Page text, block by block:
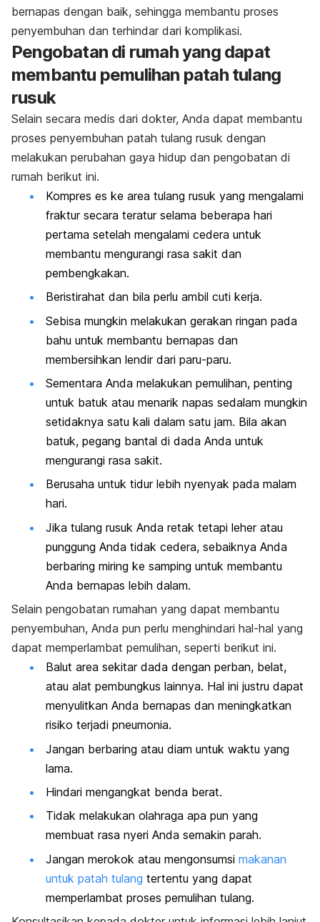
bernapas dengan baik, sehingga membantu proses
penyembuhan dan terhindar dari komplikasi.
Pengobatan di rumah yang dapat
membantu pemulihan patah tulang
rusuk
Selain secara medis dari dokter, Anda dapat membantu
proses penyembuhan patah tulang rusuk dengan
melakukan perubahan gaya hidup dan pengobatan di
rumah berikut ini.
Kompres es ke area tulang rusuk yang mengalami
fraktur secara teratur selama beberapa hari
pertama setelah mengalami cedera untuk
membantu mengurangi rasa sakit dan
pembengkakan.
Beristirahat dan bila perlu ambil cuti kerja.
Sebisa mungkin melakukan gerakan ringan pada
bahu untuk membantu bernapas dan
membersihkan lendir dari paru-paru.
Sementara Anda melakukan pemulihan, penting
untuk batuk atau menarik napas sedalam mungkin
setidaknya satu kali dalam satu jam. Bila akan
batuk, pegang bantal di dada Anda untuk
mengurangi rasa sakit.
Berusaha untuk tidur lebih nyenyak pada malam
hari.
Jika tulang rusuk Anda retak tetapi leher atau
punggung Anda tidak cedera, sebaiknya Anda
berbaring miring ke samping untuk membantu
Anda bernapas lebih dalam.
Selain pengobatan rumahan yang dapat membantu
penyembuhan, Anda pun perlu menghindari hal-hal yang
dapat memperlambat pemulihan, seperti berikut ini.
Balut area sekitar dada dengan perban, belat,
atau alat pembungkus lainnya. Hal ini justru dapat
menyulitkan Anda bernapas dan meningkatkan
risiko terjadi pneumonia.
Jangan berbaring atau diam untuk waktu yang
lama.
Hindari mengangkat benda berat.
Tidak melakukan olahraga apa pun yang
membuat rasa nyeri Anda semakin parah.
Jangan merokok atau mengonsumsi makanan
untuk patah tulang tertentu yang dapat
memperlambat proses pemulihan tulang.